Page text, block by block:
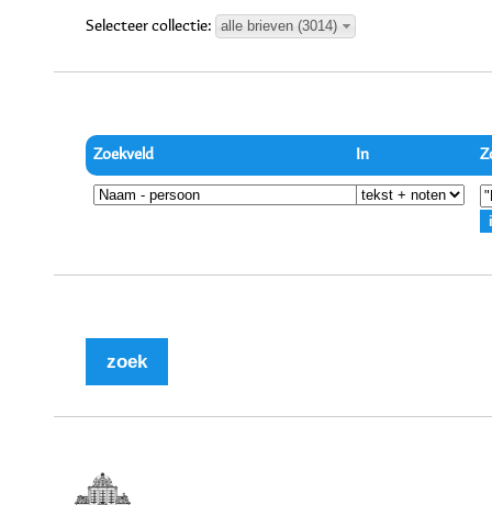
Selecteer collectie: alle brieven (3014)
Zoekveld In